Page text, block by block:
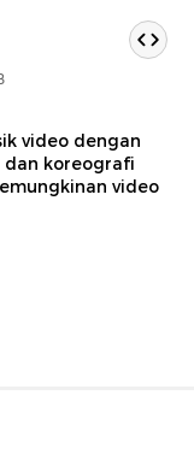
video dengan
koreografi
video